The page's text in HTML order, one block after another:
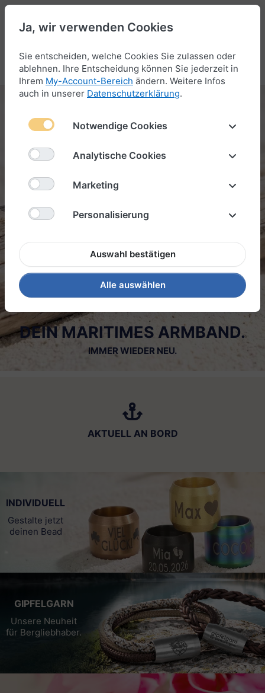
Menü Anmelden Vergleichen Wunschliste Warenkorb
DEIN MARITIMES ARMBAND.
IMMER WIEDER NEU.
AKTUELL AN BORD
GIPFELGARN
Unsere Neuheit
für Bergliebhaber.
INDIVIDUELL
Gestalte jetzt
deinen Bead
Ja, wir verwenden Cookies
Sie entscheiden, welche Cookies Sie zulassen oder
ablehnen. Ihre Entscheidung können Sie jederzeit in
Ihrem My-Account-Bereich ändern. Weitere Infos
auch in unserer Datenschutzerklärung.
Notwendige Cookies
Analytische Cookies
Marketing
Personalisierung
Auswahl bestätigen
Alle auswählen